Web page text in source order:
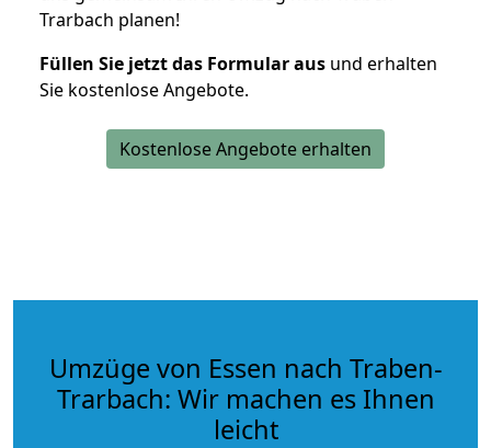
Trarbach planen!
Füllen Sie jetzt das Formular aus und erhalten
Sie kostenlose Angebote.
Kostenlose Angebote erhalten
Umzüge von Essen nach Traben-
Trarbach: Wir machen es Ihnen
leicht